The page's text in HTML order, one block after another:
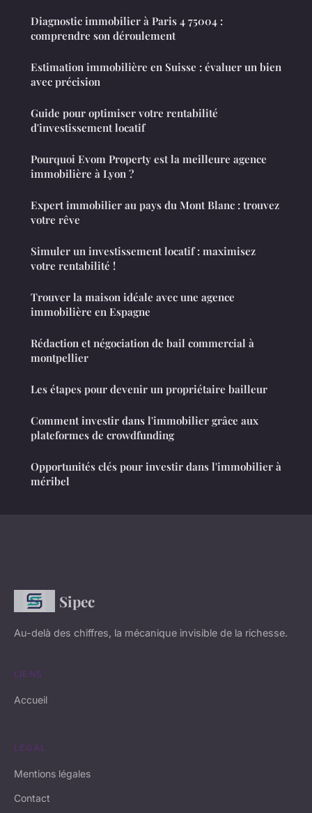
Diagnostic immobilier à Paris 4 75004 :
comprendre son déroulement
Estimation immobilière en Suisse : évaluer un bien
avec précision
Guide pour optimiser votre rentabilité
d'investissement locatif
Pourquoi Evom Property est la meilleure agence
immobilière à Lyon ?
Expert immobilier au pays du Mont Blanc : trouvez
votre rêve
Simuler un investissement locatif : maximisez
votre rentabilité !
Trouver la maison idéale avec une agence
immobilière en Espagne
Rédaction et négociation de bail commercial à
montpellier
Les étapes pour devenir un propriétaire bailleur
Comment investir dans l'immobilier grâce aux
plateformes de crowdfunding
Opportunités clés pour investir dans l'immobilier à
méribel
Sipec
Au-delà des chiffres, la mécanique invisible de la richesse.
LIENS
Accueil
LÉGAL
Mentions légales
Contact